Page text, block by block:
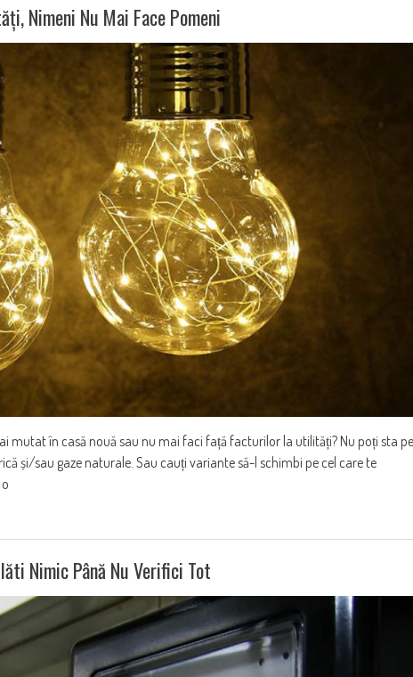
Nimeni Nu Mai Face Pomeni
în casă nouă sau nu mai faci față facturilor la utilități? Nu poți sta pe
și/sau gaze naturale. Sau cauți variante să-l schimbi pe cel care te
Nimic Până Nu Verifici Tot